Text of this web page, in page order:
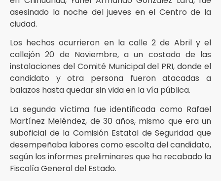
asesinado la noche del jueves en el Centro de la
ciudad.
Los hechos ocurrieron en la calle 2 de Abril y el
callejón 20 de Noviembre, a un costado de las
instalaciones del Comité Municipal del PRI, donde el
candidato y otra persona fueron atacadas a
balazos hasta quedar sin vida en la vía pública.
La segunda víctima fue identificada como Rafael
Martínez Meléndez, de 30 años, mismo que era un
suboficial de la Comisión Estatal de Seguridad que
desempeñaba labores como escolta del candidato,
según los informes preliminares que ha recabado la
Fiscalía General del Estado.